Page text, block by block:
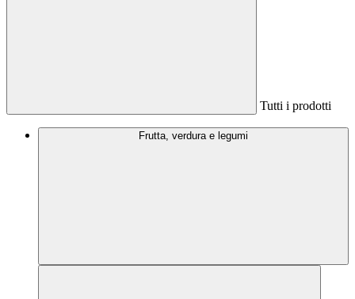
Tutti i prodotti
Frutta, verdura e legumi